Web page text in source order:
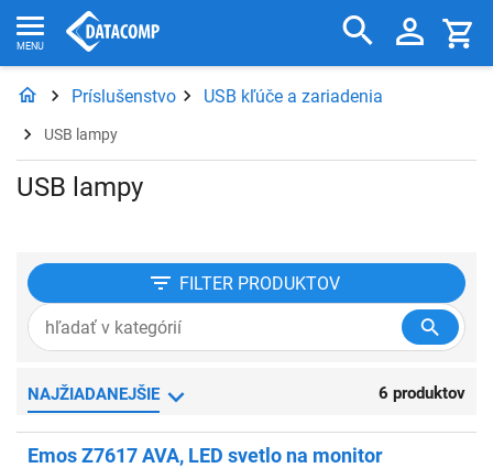
Príslušenstvo USB kľúče a zariadenia
USB lampy
USB lampy
FILTER PRODUKTOV
NAJŽIADANEJŠIE 6 produktov
Emos Z7617 AVA, LED svetlo na monitor